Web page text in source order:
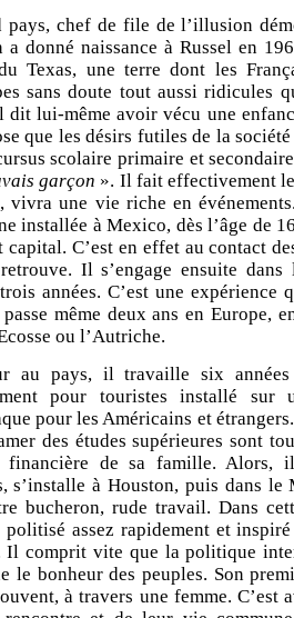
pays, chef de file de l’illusion
a donné naissance à Russel en
Texas, une terre dont les
sans doute tout aussi ridicules
dit lui-même avoir vécu une
que les désirs futiles de la
scolaire primaire et
garçon ». Il fait effectivement
vivra une vie riche en
installée à Mexico, dès l’âge de
capital. C’est en effet au contact
Il s’engage ensuite
années. C’est une
même deux ans en Europe,
ou l’Autriche.
au pays, il travaille six
pour touristes installé
pour les Américains et
des études supérieures sont
financière de sa famille. Alors,
s’installe à Houston, puis dans
bucheron, rude travail. Dans
assez rapidement et
Il comprit vite que la politique
le bonheur des peuples. Son
à travers une femme.